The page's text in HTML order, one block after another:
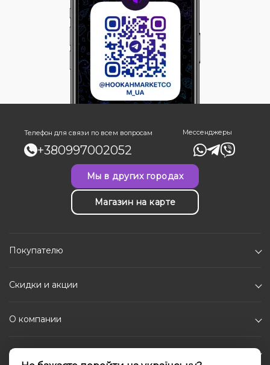
Телефон для связи по всем вопросам
+380997002052
Мессенджеры
Мы в других городах
Магазин на карте
Покупателю
Скидки и акции
О компании
Каталог